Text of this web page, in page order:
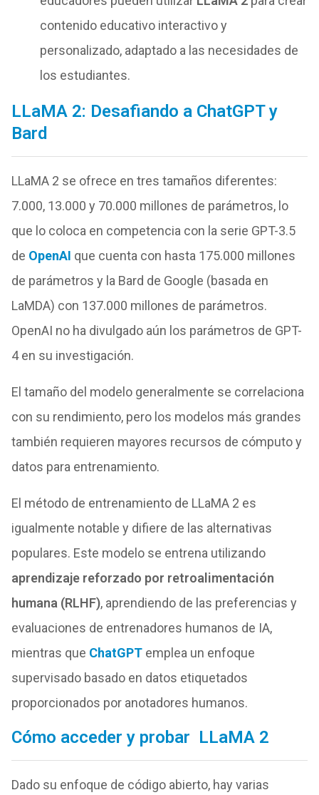
contenido educativo interactivo y
personalizado, adaptado a las necesidades de
los estudiantes.
LLaMA 2: Desafiando a ChatGPT y
Bard
LLaMA 2 se ofrece en tres tamaños diferentes:
7.000, 13.000 y 70.000 millones de parámetros, lo
que lo coloca en competencia con la serie GPT-3.5
de OpenAI que cuenta con hasta 175.000 millones
de parámetros y la Bard de Google (basada en
LaMDA) con 137.000 millones de parámetros.
OpenAI no ha divulgado aún los parámetros de GPT-
4 en su investigación.
El tamaño del modelo generalmente se correlaciona
con su rendimiento, pero los modelos más grandes
también requieren mayores recursos de cómputo y
datos para entrenamiento.
El método de entrenamiento de LLaMA 2 es
igualmente notable y difiere de las alternativas
populares. Este modelo se entrena utilizando
aprendizaje reforzado por retroalimentación
humana (RLHF), aprendiendo de las preferencias y
evaluaciones de entrenadores humanos de IA,
mientras que ChatGPTemplea un enfoque
supervisado basado en datos etiquetados
proporcionados por anotadores humanos.
Cómo acceder y probar LLaMA 2
Dado su enfoque de código abierto, hay varias